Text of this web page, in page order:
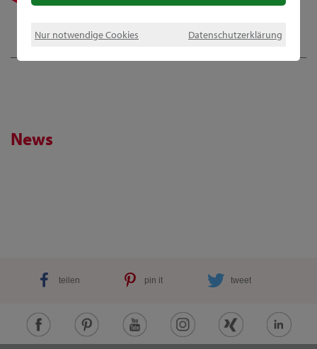
Nur notwendige Cookies Datenschutzerklärung
News
teilen pin it tweet